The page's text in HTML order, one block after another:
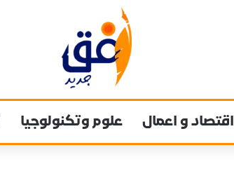
اقتصاد و اعمال علوم وتكنولوجيا